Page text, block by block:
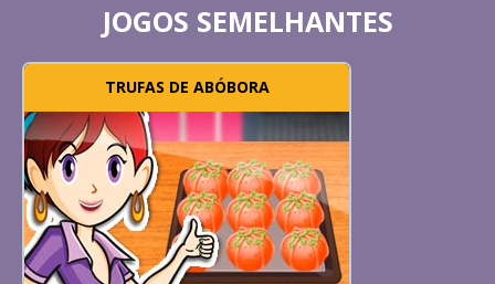
JOGOS SEMELHANTES
TRUFAS DE ABÓBORA